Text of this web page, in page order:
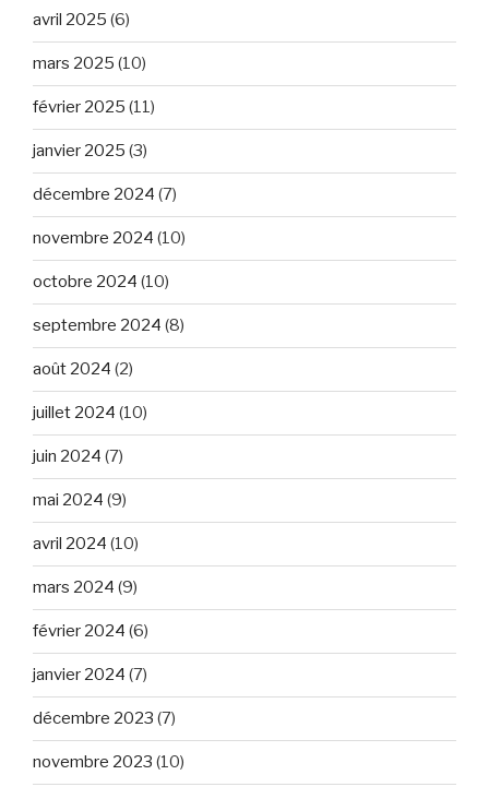
avril 2025 (6)
mars 2025 (10)
février 2025 (11)
janvier 2025 (3)
décembre 2024 (7)
novembre 2024 (10)
octobre 2024 (10)
septembre 2024 (8)
août 2024 (2)
juillet 2024 (10)
juin 2024 (7)
mai 2024 (9)
avril 2024 (10)
mars 2024 (9)
février 2024 (6)
janvier 2024 (7)
décembre 2023 (7)
novembre 2023 (10)